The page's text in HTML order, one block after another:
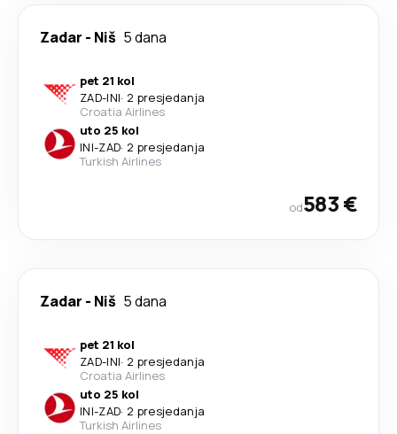
Zadar - Niš 5 dana
pet 21 kol
ZAD-INI· 2 presjedanja
Croatia Airlines
uto 25 kol
INI-ZAD· 2 presjedanja
Turkish Airlines
od583 €
Zadar - Niš 5 dana
pet 21 kol
ZAD-INI· 2 presjedanja
Croatia Airlines
uto 25 kol
INI-ZAD· 2 presjedanja
Turkish Airlines